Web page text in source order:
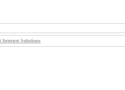
Internet Solutions